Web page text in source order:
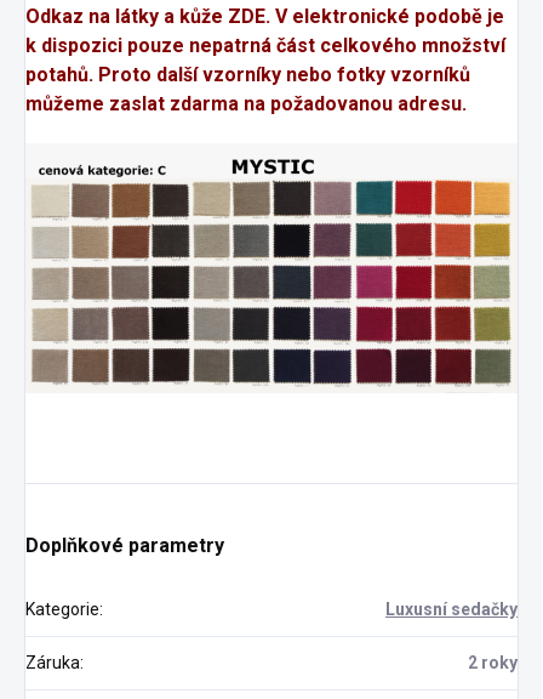
Odkaz na látky a kůže ZDE. V elektronické podobě je
k dispozici pouze nepatrná část celkového množství
potahů. Proto další vzorníky nebo fotky vzorníků
můžeme zaslat zdarma na požadovanou adresu.
Doplňkové parametry
Kategorie: Luxusní sedačky
Záruka: 2 roky